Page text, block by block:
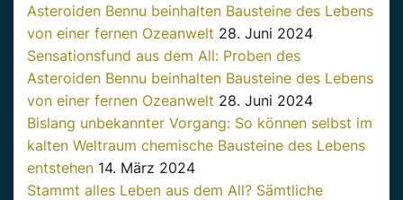
Asteroiden Bennu beinhalten Bausteine des Lebens
von einer fernen Ozeanwelt 28. Juni 2024
Sensationsfund aus dem All: Proben des
Asteroiden Bennu beinhalten Bausteine des Lebens
von einer fernen Ozeanwelt 28. Juni 2024
Bislang unbekannter Vorgang: So können selbst im
kalten Weltraum chemische Bausteine des Lebens
entstehen 14. März 2024
Stammt alles Leben aus dem All? Sämtliche